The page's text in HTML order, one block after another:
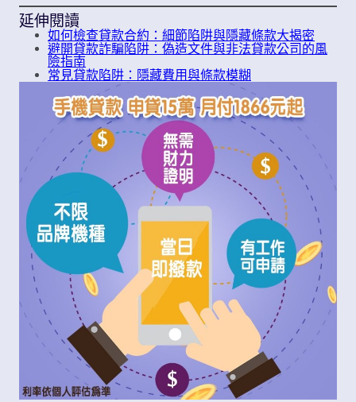
延伸閱讀
如何檢查貸款合約：細節陷阱與隱藏條款大揭密
避開貸款詐騙陷阱：偽造文件與非法貸款公司的風
險指南
常見貸款陷阱：隱藏費用與條款模糊